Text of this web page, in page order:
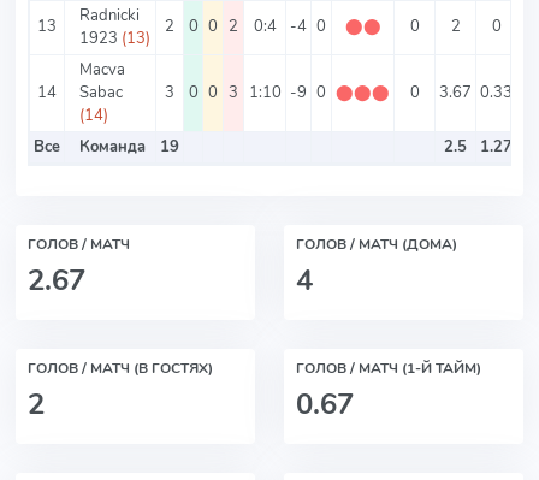
13
Radnicki
1923 (13)
2 0 0 2 0:4 -4 0 ⬤⬤ 0 2 0
14
Macva
Sabac
(14)
3 0 0 3 1:10 -9 0 ⬤⬤⬤ 0 3.67 0.33
Все Команда 19 2.5 1.27
ГОЛОВ / МАТЧ
2.67
ГОЛОВ / МАТЧ (ДОМА)
4
ГОЛОВ / МАТЧ (В ГОСТЯХ)
2
ГОЛОВ / МАТЧ (1-Й ТАЙМ)
0.67